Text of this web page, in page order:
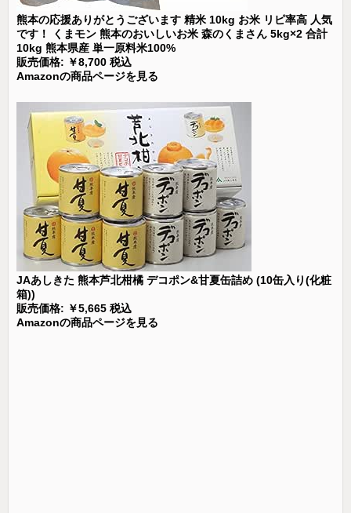
熊本の応援ありがとうございます 精米 10kg お米 リピ率高 人気
です！ くまモン 熊本のおいしいお米 森のくまさん 5kg×2 合計
10kg 熊本県産 単一原料米100%
販売価格: ￥8,700 税込
Amazonの商品ページを見る
JAあしきた 熊本芦北柑橘 デコポン&甘夏缶詰め (10缶入り(化粧
箱))
販売価格: ￥5,665 税込
Amazonの商品ページを見る